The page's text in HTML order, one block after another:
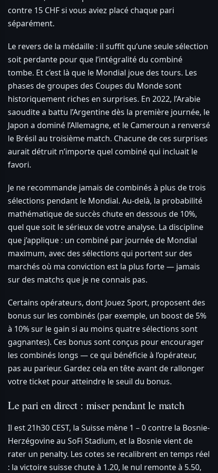
contre 15 CHF si vous aviez placé chaque pari
séparément.
Le revers de la médaille : il suffit qu’une seule sélection
soit perdante pour que l’intégralité du combiné
tombe. Et c’est là que le Mondial joue des tours. Les
phases de groupes des Coupes du Monde sont
historiquement riches en surprises. En 2022, l’Arabie
saoudite a battu l’Argentine dès la première journée, le
Japon a dominé l’Allemagne, et le Cameroun a renversé
le Brésil au troisième match. Chacune de ces surprises
aurait détruit n’importe quel combiné qui incluait le
favori.
Je ne recommande jamais de combinés à plus de trois
sélections pendant le Mondial. Au-delà, la probabilité
mathématique de succès chute en dessous de 10%,
quel que soit le sérieux de votre analyse. La discipline
que j’applique : un combiné par journée de Mondial
maximum, avec des sélections qui portent sur des
marchés où ma conviction est la plus forte — jamais
sur des matchs que je ne connais pas.
Certains opérateurs, dont Jouez Sport, proposent des
bonus sur les combinés (par exemple, un boost de 5%
à 10% sur le gain si au moins quatre sélections sont
gagnantes). Ces bonus sont conçus pour encourager
les combinés longs — ce qui bénéficie à l’opérateur,
pas au parieur. Gardez cela en tête avant de rallonger
votre ticket pour atteindre le seuil du bonus.
Le pari en direct : miser pendant le match
Il est 21h30 CEST, la Suisse mène 1 – 0 contre la Bosnie-
Herzégovine au SoFi Stadium, et la Bosnie vient de
rater un penalty. Les cotes se recalibrent en temps réel
: la victoire suisse chute à 1.20, le nul remonte à 5.50,